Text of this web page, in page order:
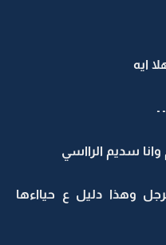
ايه
ـ
سديم الرااسي
وهذا دليل ع حيااءها